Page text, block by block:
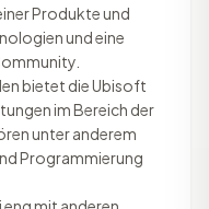
Produkte und
und eine
bietet die Ubisoft
im Bereich der
unter anderem
Programmierung